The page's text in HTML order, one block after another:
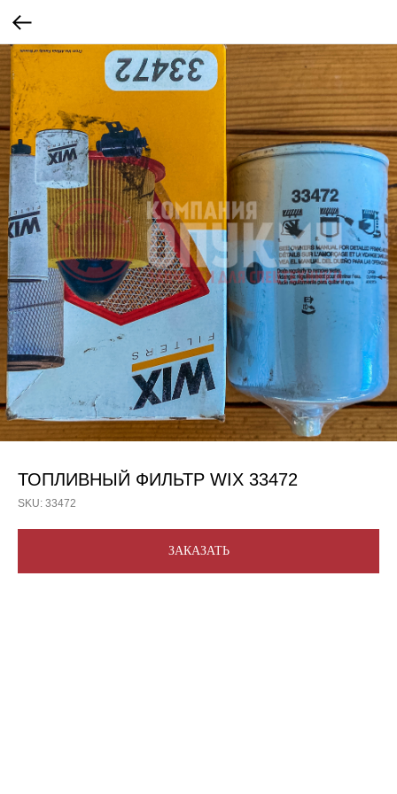
ТОПЛИВНЫЙ ФИЛЬТР WIX 33472
SKU: 33472
ЗАКАЗАТЬ